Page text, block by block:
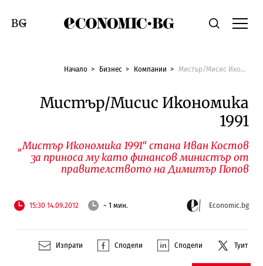
Economic.bgТърсене
Смяна на език
Начало Бизнес Компании Мистър/Мисис Икономика 1991
Мистър/Мисис Икономика
1991
„Мистър Икономика 1991“ стана Иван Костов
за приноса му като финансов министър от
правителството на Димитър Попов
15:30 14.09.2012 ~ 1 мин. Economic.bg
Изпрати Сподели Сподели Туит